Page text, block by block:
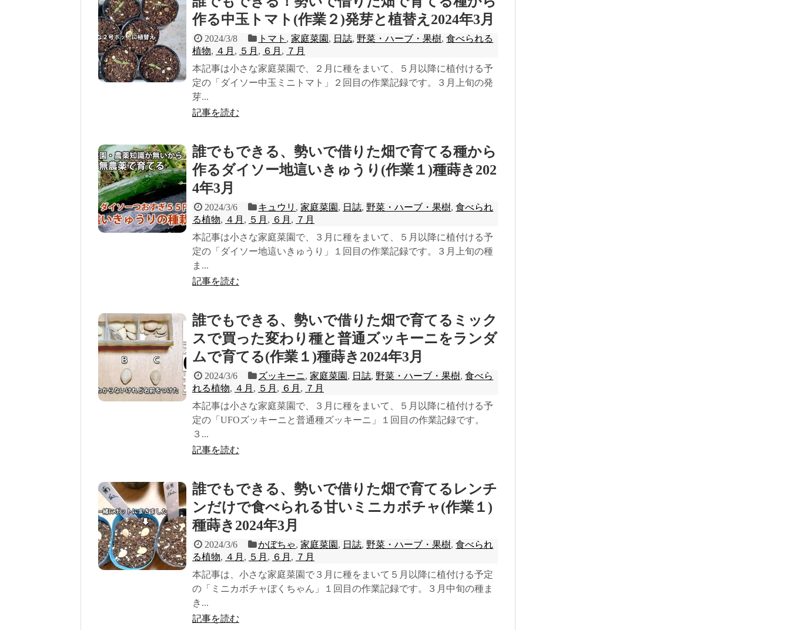
作る中玉トマト(作業２)発芽と植替え2024年3月
2024/3/8 トマト ,家庭菜園 , 日誌, 野菜・ハーブ・果樹,食べられる
植物, ４月 , ５月 , ６月 , ７月
本記事は小さな家庭菜園で、２月に種をまいて、５月以降に植付ける予
定の「ダイソー中玉ミニトマト」２回目の作業記録です。３月上旬の発
芽...
記事を読む
誰でもできる、勢いで借りた畑で育てる種から
作るダイソー地這いきゅうり(作業１)種蒔き202
4年3月
2024/3/6 キュウリ ,家庭菜園 , 日誌, 野菜・ハーブ・果樹,食べられ
る植物, ４月 , ５月 , ６月 , ７月
本記事は小さな家庭菜園で、３月に種をまいて、５月以降に植付ける予
定の「ダイソー地這いきゅうり」１回目の作業記録です。３月上旬の種
ま...
記事を読む
誰でもできる、勢いで借りた畑で育てるミック
スで買った変わり種と普通ズッキーニをランダ
ムで育てる(作業１)種蒔き2024年3月
2024/3/6 ズッキーニ,家庭菜園 , 日誌, 野菜・ハーブ・果樹,食べら
れる植物, ４月 , ５月 , ６月 , ７月
本記事は小さな家庭菜園で、３月に種をまいて、５月以降に植付ける予
定の「UFOズッキーニと普通種ズッキーニ」１回目の作業記録です。
３...
記事を読む
誰でもできる、勢いで借りた畑で育てるレンチ
ンだけで食べられる甘いミニカボチャ(作業１)
種蒔き2024年3月
2024/3/6 かぼちゃ,家庭菜園 , 日誌, 野菜・ハーブ・果樹,食べられ
る植物, ４月 , ５月 , ６月 , ７月
本記事は、小さな家庭菜園で３月に種をまいて５月以降に植付ける予定
の「ミニカボチャぼくちゃん」１回目の作業記録です。３月中旬の種ま
き...
記事を読む